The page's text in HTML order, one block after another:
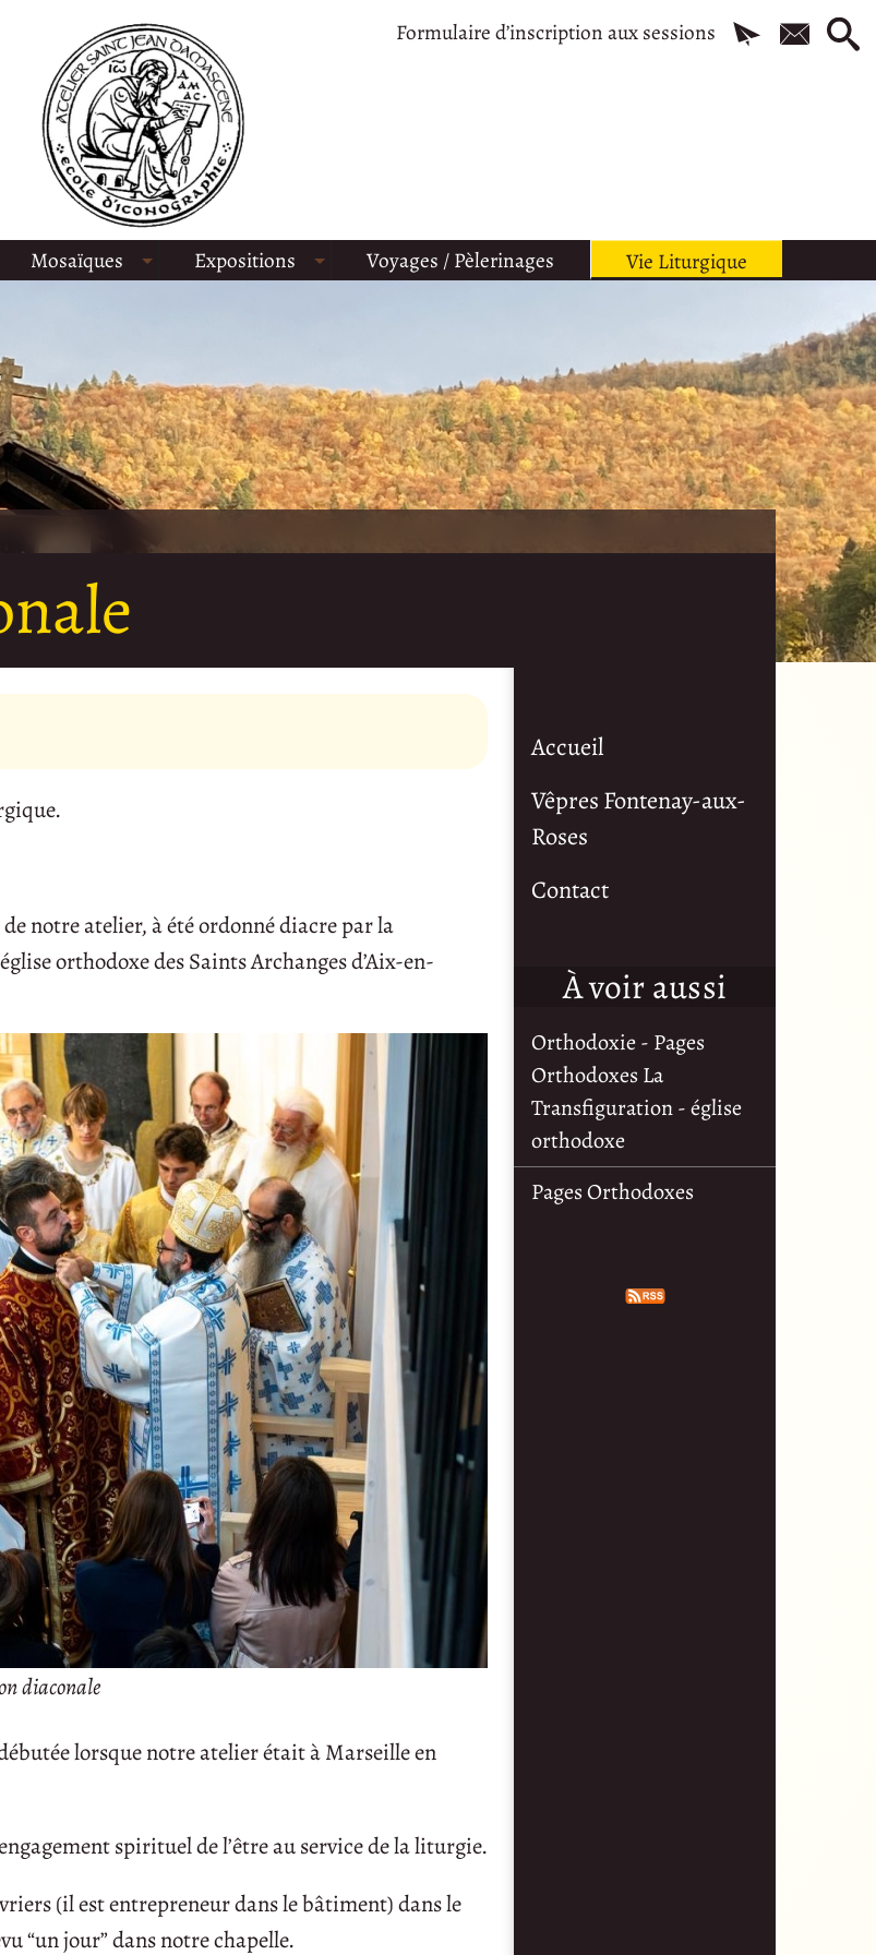
Formulaire d’inscription aux sessions
Mosaïques Expositions Voyages / Pèlerinages Vie Liturgique
notre atelier, à été ordonné diacre par la
orthodoxe des Saints Archanges d’Aix-en-
diaconale
lorsque notre atelier était à Marseille en
spirituel de l’être au service de la liturgie.
(il est entrepreneur dans le bâtiment) dans le
“un jour” dans notre chapelle.
Accueil
Vêpres Fontenay-aux-
Roses
Contact
À voir aussi
Orthodoxie - Pages
Orthodoxes La
Transfiguration - église
orthodoxe
Pages Orthodoxes